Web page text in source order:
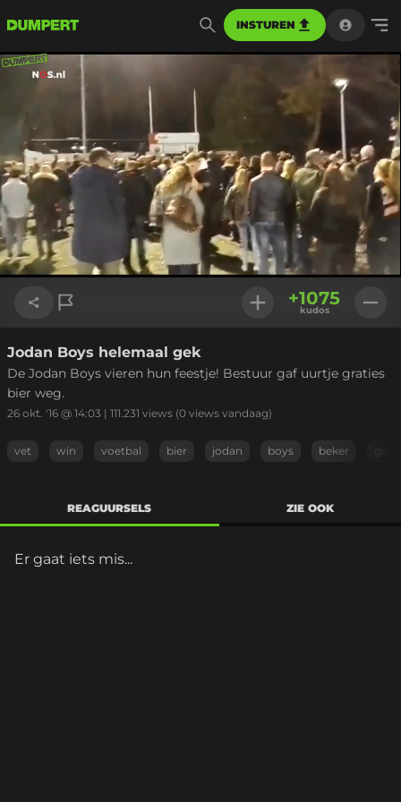
INSTUREN
Geladen:
100.00%
Link kopiëren
+1075
kudos
Jodan Boys helemaal gek
De Jodan Boys vieren hun feestje! Bestuur gaf uurtje graties
bier weg.
26 okt. '16 @ 14:03 | 111.231 views (0 views vandaag)
vet win voetbal bier jodan boys beker
REAGUURSELS ZIE OOK
Er gaat iets mis...